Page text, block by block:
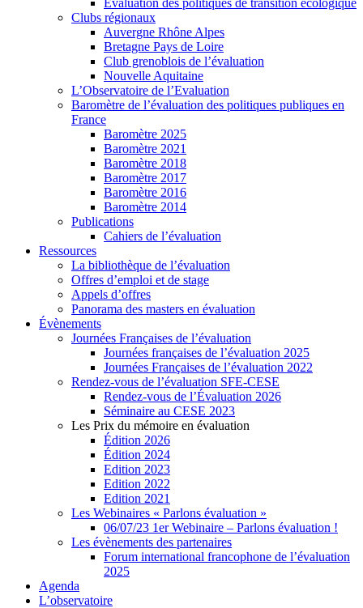
Evaluation des politiques de transition écologique
Clubs régionaux
Auvergne Rhône Alpes
Bretagne Pays de Loire
Club grenoblois de l’évaluation
Nouvelle Aquitaine
L’Observatoire de l’Evaluation
Baromètre de l’évaluation des politiques publiques en
France
Baromètre 2025
Baromètre 2021
Baromètre 2018
Baromètre 2017
Baromètre 2016
Baromètre 2014
Publications
Cahiers de l’évaluation
Ressources
La bibliothèque de l’évaluation
Offres d’emploi et de stage
Appels d’offres
Panorama des masters en évaluation
Évènements
Journées Françaises de l’évaluation
Journées françaises de l’évaluation 2025
Journées Françaises de l’évaluation 2022
Rendez-vous de l’évaluation SFE-CESE
Rendez-vous de l’Évaluation 2026
Séminaire au CESE 2023
Les Prix du mémoire en évaluation
Édition 2026
Édition 2024
Edition 2023
Edition 2022
Edition 2021
Les Webinaires « Parlons évaluation »
06/07/23 1er Webinaire – Parlons évaluation !
Les évènements des partenaires
Forum international francophone de l’évaluation
2025
Agenda
L’observatoire